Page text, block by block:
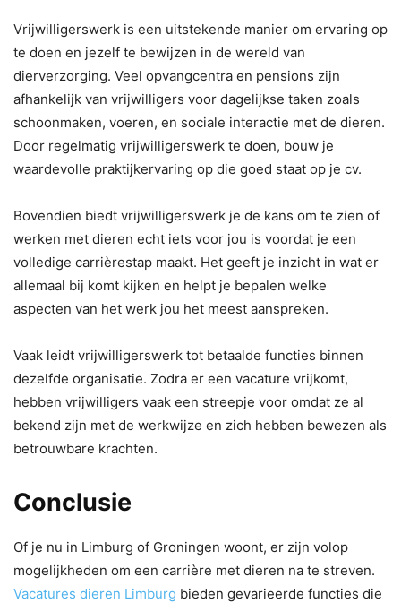
Vrijwilligerswerk is een uitstekende manier om ervaring op
te doen en jezelf te bewijzen in de wereld van
dierverzorging. Veel opvangcentra en pensions zijn
afhankelijk van vrijwilligers voor dagelijkse taken zoals
schoonmaken, voeren, en sociale interactie met de dieren.
Door regelmatig vrijwilligerswerk te doen, bouw je
waardevolle praktijkervaring op die goed staat op je cv.
Bovendien biedt vrijwilligerswerk je de kans om te zien of
werken met dieren echt iets voor jou is voordat je een
volledige carrièrestap maakt. Het geeft je inzicht in wat er
allemaal bij komt kijken en helpt je bepalen welke
aspecten van het werk jou het meest aanspreken.
Vaak leidt vrijwilligerswerk tot betaalde functies binnen
dezelfde organisatie. Zodra er een vacature vrijkomt,
hebben vrijwilligers vaak een streepje voor omdat ze al
bekend zijn met de werkwijze en zich hebben bewezen als
betrouwbare krachten.
Conclusie
Of je nu in Limburg of Groningen woont, er zijn volop
mogelijkheden om een carrière met dieren na te streven.
Vacatures dieren Limburg bieden gevarieerde functies die